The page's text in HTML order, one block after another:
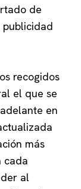
de
publicidad
recogidos
el que se
en
más
cada
al